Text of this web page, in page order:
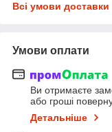
Всі умови доставки
Умови оплати
Ви отримаєте
або гроші
Детальніше